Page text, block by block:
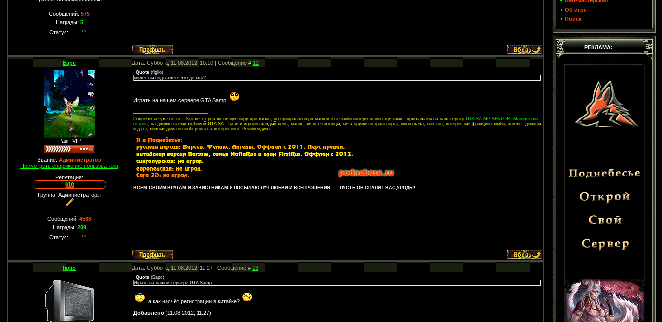
Сообщений:575
Награды: 5
Статус:
Барс Дата: Суббота, 11.08.2012, 10:10 | Сообщение #12
Ранг: VIP
Звание: Администратор
Посмотреть снаряжение пользователя
Репутация:
610
Группа: Администраторы
Сообщений:4568
Награды: 209
Статус:
Quote (figlio)
может вы подскажете что делать?
Играть на нашем сервере GTA Samp.
Поднебесье уже не то... Кто хочет реалистичную игру про жизнь, но приправленную магией и всякими интересными штучками - приглашаем на наш серверGTA SA:MP SEKTOR: Магический
остров, на движке всеми любимой GTA SA. Тысячи игроков каждый день, магия, личные питомцы, куча оружия и транспорта, много кача, квестов, интересные фракции (зомби, ангелы, демоны
и д.р.), личные дома и вообще масса интересного! Рекомендую)
ВСЕМ СВОИМ ВРАГАМ И ЗАВИСТНИКАМ Я ПОСЫЛАЮ ЛУЧ ЛЮБВИ И ВСЕПРОЩЕНИЯ.......ПУСТЬ ОН СПАЛИТ ВАС,УРОДЫ!
figlio Дата: Суббота, 11.08.2012, 11:27 | Сообщение #13
Quote (Барс)
Играть на нашем сервере GTA Samp.
а как насчёт регистрации в китайке?
Добавлено (11.08.2012, 11:27)
---------------------------------------------
Об игре
Поиск
РЕКЛАМА: